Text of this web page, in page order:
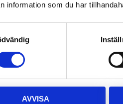
information som du har
AVVISA
samt utrustning du har.